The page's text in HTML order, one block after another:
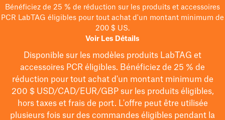
Bénéficiez de 25 % de réduction sur les produits et accessoires
PCR LabTAG éligibles pour tout achat d'un montant minimum de
200 $ US.
Voir Les Détails
Disponible sur les modèles produits LabTAG et
accessoires PCR éligibles. Bénéficiez de 25 % de
réduction pour tout achat d'un montant minimum de
200 $USD/CAD/EUR/GBPsur les produits éligibles,
hors taxes et frais de port. L'offre peut être utilisée
plusieurs fois sur des commandes éligibles pendant la